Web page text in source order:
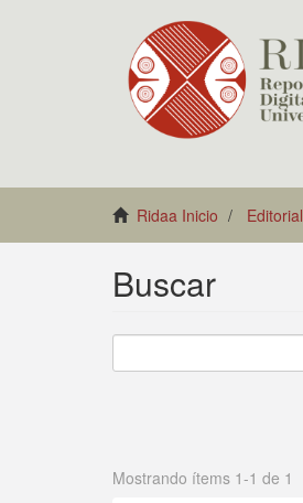
Ridaa Inicio Editorial
Buscar
Mostrando ítems 1-1 de 1